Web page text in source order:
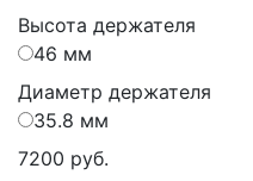
Высота держателя
46 мм
Диаметр держателя
35.8 мм
7200 руб.